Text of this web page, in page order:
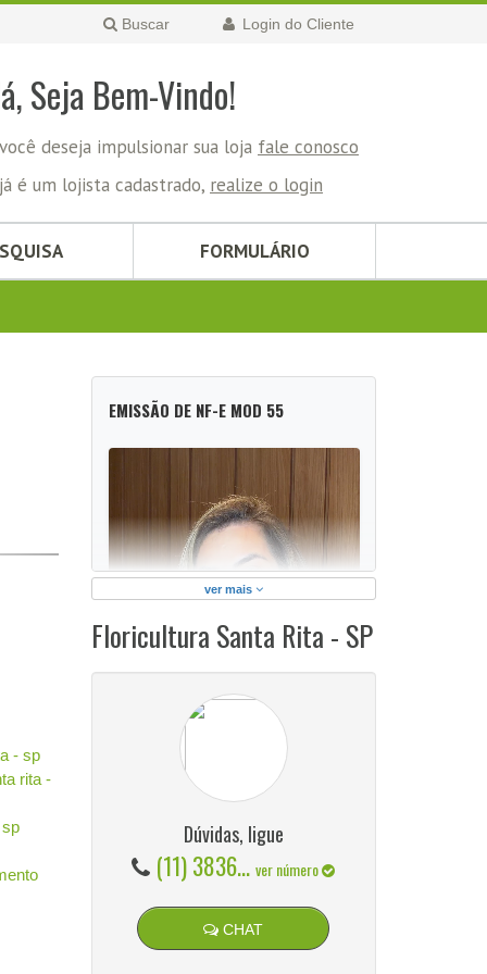
Buscar Login do Cliente
Seja Bem-Vindo!
deseja impulsionar sua loja fale conosco
é um lojista cadastrado, realize o login
FORMULÁRIO
- sp
rita -
EMISSÃO DE NF-E MOD 55
O sistema
simplifica e agiliza a
emissão de Nota Fiscal Eletrônica (NF-e
Modelo 55) para a sua empresa.
ver mais
Floricultura Santa Rita - SP
Dúvidas, ligue
(11) 3836...ver número
CHAT